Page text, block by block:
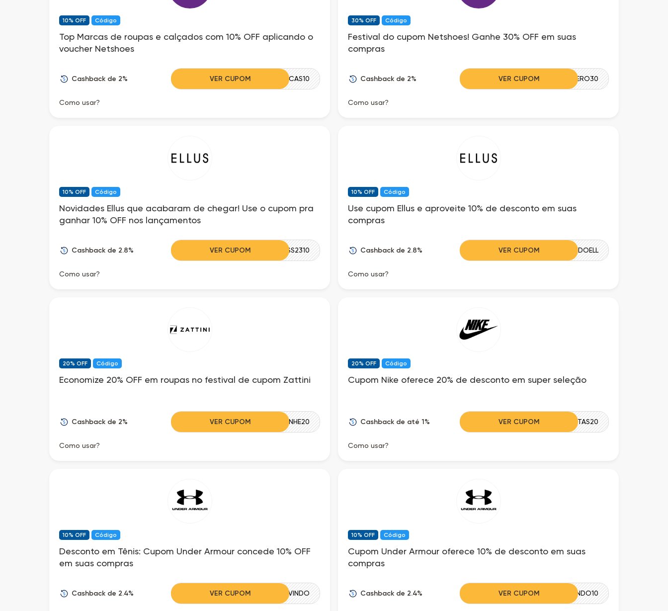
10% OFF Código
Top Marcas de roupas e calçados com 10% OFF aplicando o
voucher Netshoes
Cashback de 2% VER CUPOM MARCAS10
Como usar?
30% OFF Código
Festival do cupom Netshoes! Ganhe 30% OFF em suas
compras
Cashback de 2% VER CUPOM QUERO30
Como usar?
10% OFF Código
Novidades Ellus que acabaram de chegar! Use o cupom pra
ganhar 10% OFF nos lançamentos
Cashback de 2.8% VER CUPOM SS2310
Como usar?
10% OFF Código
Use cupom Ellus e aproveite 10% de desconto em suas
compras
Cashback de 2.8% VER CUPOM BEMVINDOELL
Como usar?
20% OFF Código
Economize 20% OFF em roupas no festival de cupom Zattini
Cashback de 2% VER CUPOM GANHE20
Como usar?
20% OFF Código
Cupom Nike oferece 20% de desconto em super seleção
Cashback de até 1% VER CUPOM OFERTAS20
Como usar?
10% OFF Código
Desconto em Tênis: Cupom Under Armour concede 10% OFF
em suas compras
Cashback de 2.4% VER CUPOM SEJABEMVINDO
10% OFF Código
Cupom Under Armour oferece 10% de desconto em suas
compras
Cashback de 2.4% VER CUPOM BEMVINDO10